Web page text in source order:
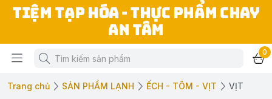
TIỆM TẠP HÓA - THỰC PHẨM CHAY
AN TÂM
0
Trang chủ SẢN PHẨM LẠNH ẾCH - TÔM - VỊT VỊT